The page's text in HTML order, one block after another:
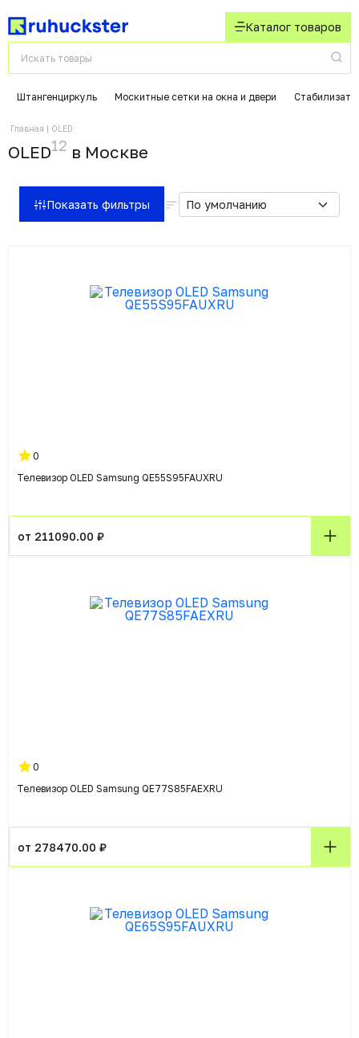
Каталог товаров
Штангенциркуль Москитные сетки на окна и двери
Главная OLED
OLED12 в Москвe
Показать фильтры
0
Телевизор OLED Samsung QE55S95FAUXRU
от 211090.00 ₽
0
Телевизор OLED Samsung QE77S85FAEXRU
от 278470.00 ₽